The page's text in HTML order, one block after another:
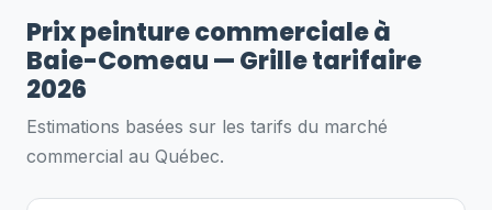
Prix peinture commerciale à
Baie-Comeau — Grille tarifaire
2026
Estimations basées sur les tarifs du marché
commercial au Québec.